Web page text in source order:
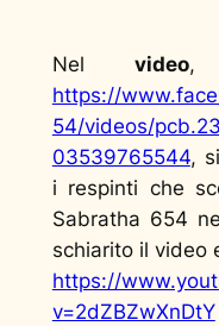
Nelvideo,
https://
54/videos/
03539765544,
i respinti che
Sabratha 654
schiarito il video
https://
v=2dZBZwXnDtY